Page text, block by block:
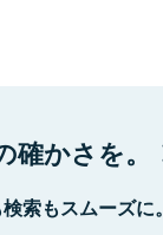
かさを。
索もスムーズに。